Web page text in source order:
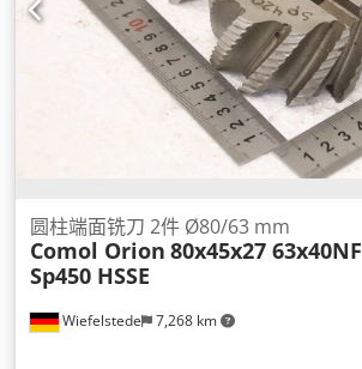
Wiefelstede 7,268 km
圆柱端面铣刀 2件 Ø80/63 mm
Comol Orion 80x45x27 63x40NF
Sp450 HSSE